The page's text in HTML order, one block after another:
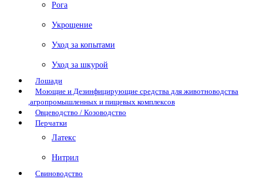
Рога
Укрощение
Уход за копытами
Уход за шкурой
Лошади
Моющие и Дезинфицирующие средства для животноводства
,агропромышленных и пищевых комплексов
Овцеводство / Козоводство
Перчатки
Латекс
Нитрил
Свиноводство